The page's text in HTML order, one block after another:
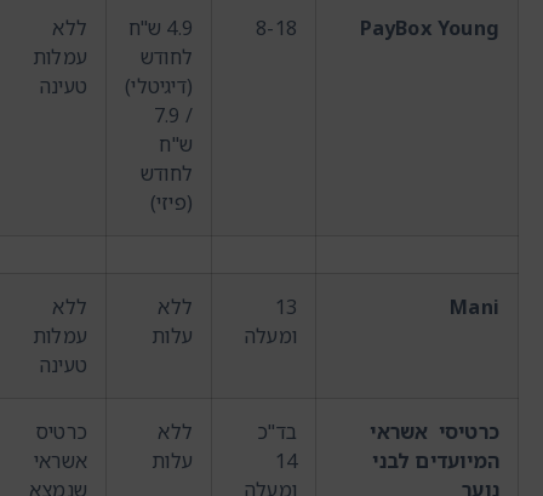
PayBox Young
8-18
4.9 ש"ח
לחודש
(דיגיטלי)
/ 7.9
ש"ח
לחודש
(פיזי)
ללא
עמלות
טעינה
Mani
13
ומעלה
ללא
עלות
ללא
עמלות
טעינה
כרטיסי אשראי
המיועדים לבני
נוער
בד"כ
14
ומעלה
ללא
עלות
כרטיס
אשראי
שנמצא